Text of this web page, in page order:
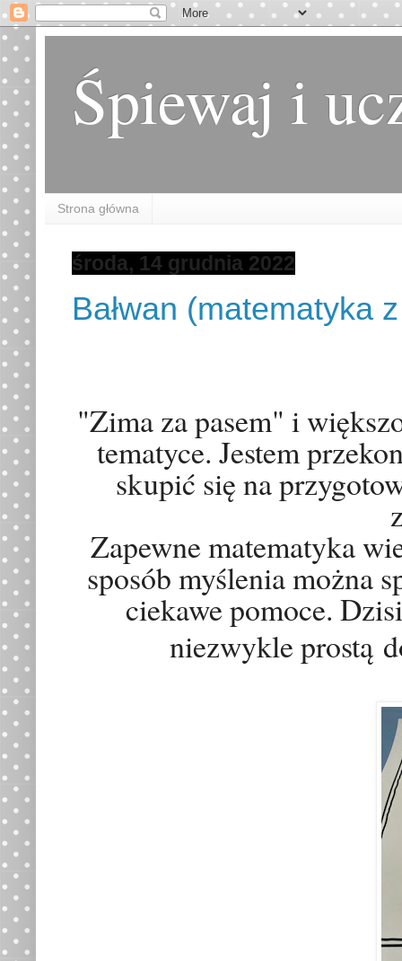
Śpiewaj i
Strona główna
środa, 14 grudnia 2022
Bałwan (matematyka
"Zima za pasem" i
tematyce. Jestem
skupić się na
Zapewne matematyka
sposób myślenia można
ciekawe pomoce.
niezwykle prostą